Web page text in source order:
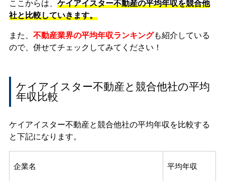
ここからは、 ケイアイスター不動産の平均年収を競合他
社と比較していきます。
また、 不動産業界の平均年収ランキングも紹介している
ので、併せてチェックしてみてください！
ケイアイスター不動産と競合他社の平均
年収比較
ケイアイスター不動産と競合他社の平均年収を比較する
と下記になります。
企業名 平均年収